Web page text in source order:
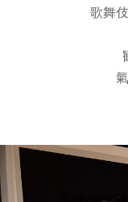
歌舞